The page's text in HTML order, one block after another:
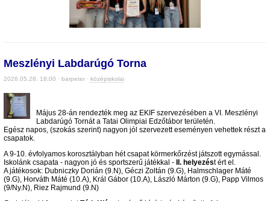
Meszlényi Labdarúgó Torna
2026.05.28. 18:00 · barpeter · középiskolai
Május 28-án rendezték meg az EKIF szervezésében a VI. Meszlényi
Labdarúgó Tornát a Tatai Olimpiai Edzőtábor területén.
Egész napos, (szokás szerint) nagyon jól szervezett eseményen vehettek részt a
csapatok.
A 9-10. évfolyamos korosztályban hét csapat körmerkőrzést játszott egymással.
Iskolánk csapata - nagyon jó és sportszerű játékkal - II. helyezést ért el.
A játékosok: Dubniczky Dorián (9.N), Géczi Zoltán (9.G), Halmschlager Máté
(9.G), Horváth Máté (10.A), Král Gábor (10.A), László Márton (9.G), Papp Vilmos
(9/Ny.N), Riez Rajmund (9.N)